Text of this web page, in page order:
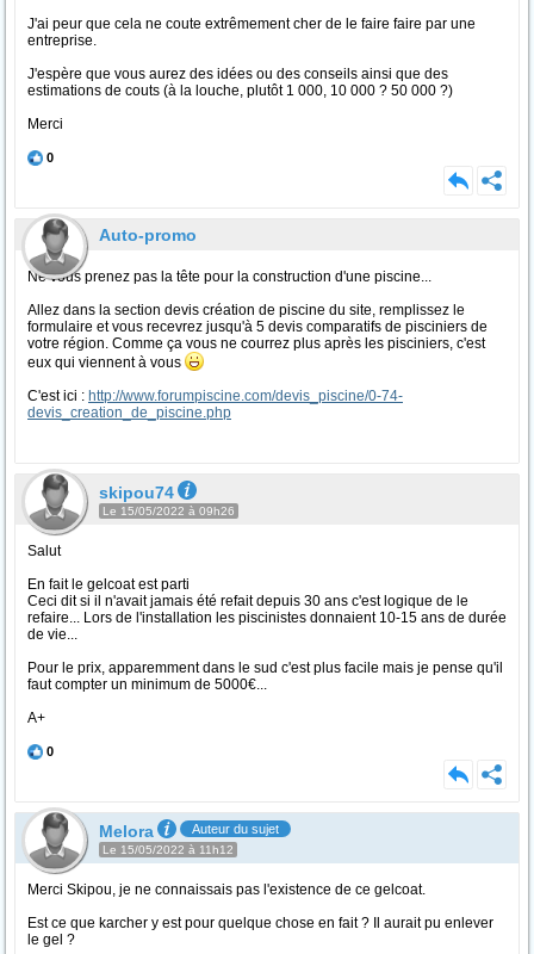
J'ai peur que cela ne coute extrêmement cher de le faire faire par une
entreprise.
J'espère que vous aurez des idées ou des conseils ainsi que des
estimations de couts (à la louche, plutôt 1 000, 10 000 ? 50 000 ?)
Merci
0
Auto-promo
Ne vous prenez pas la tête pour la construction d'une piscine...
Allez dans la section devis création de piscine du site, remplissez le
formulaire et vous recevrez jusqu'à 5 devis comparatifs de pisciniers de
votre région. Comme ça vous ne courrez plus après les pisciniers, c'est
eux qui viennent à vous
C'est ici : http://www.forumpiscine.com/devis_piscine/0-74-
devis_creation_de_piscine.php
skipou74
Le 15/05/2022 à 09h26
Salut
En fait le gelcoat est parti
Ceci dit si il n'avait jamais été refait depuis 30 ans c'est logique de le
refaire... Lors de l'installation les piscinistes donnaient 10-15 ans de durée
de vie...
Pour le prix, apparemment dans le sud c'est plus facile mais je pense qu'il
faut compter un minimum de 5000€...
A+
0
Melora Auteur du sujet
Le 15/05/2022 à 11h12
Merci Skipou, je ne connaissais pas l'existence de ce gelcoat.
Est ce que karcher y est pour quelque chose en fait ? Il aurait pu enlever
le gel ?